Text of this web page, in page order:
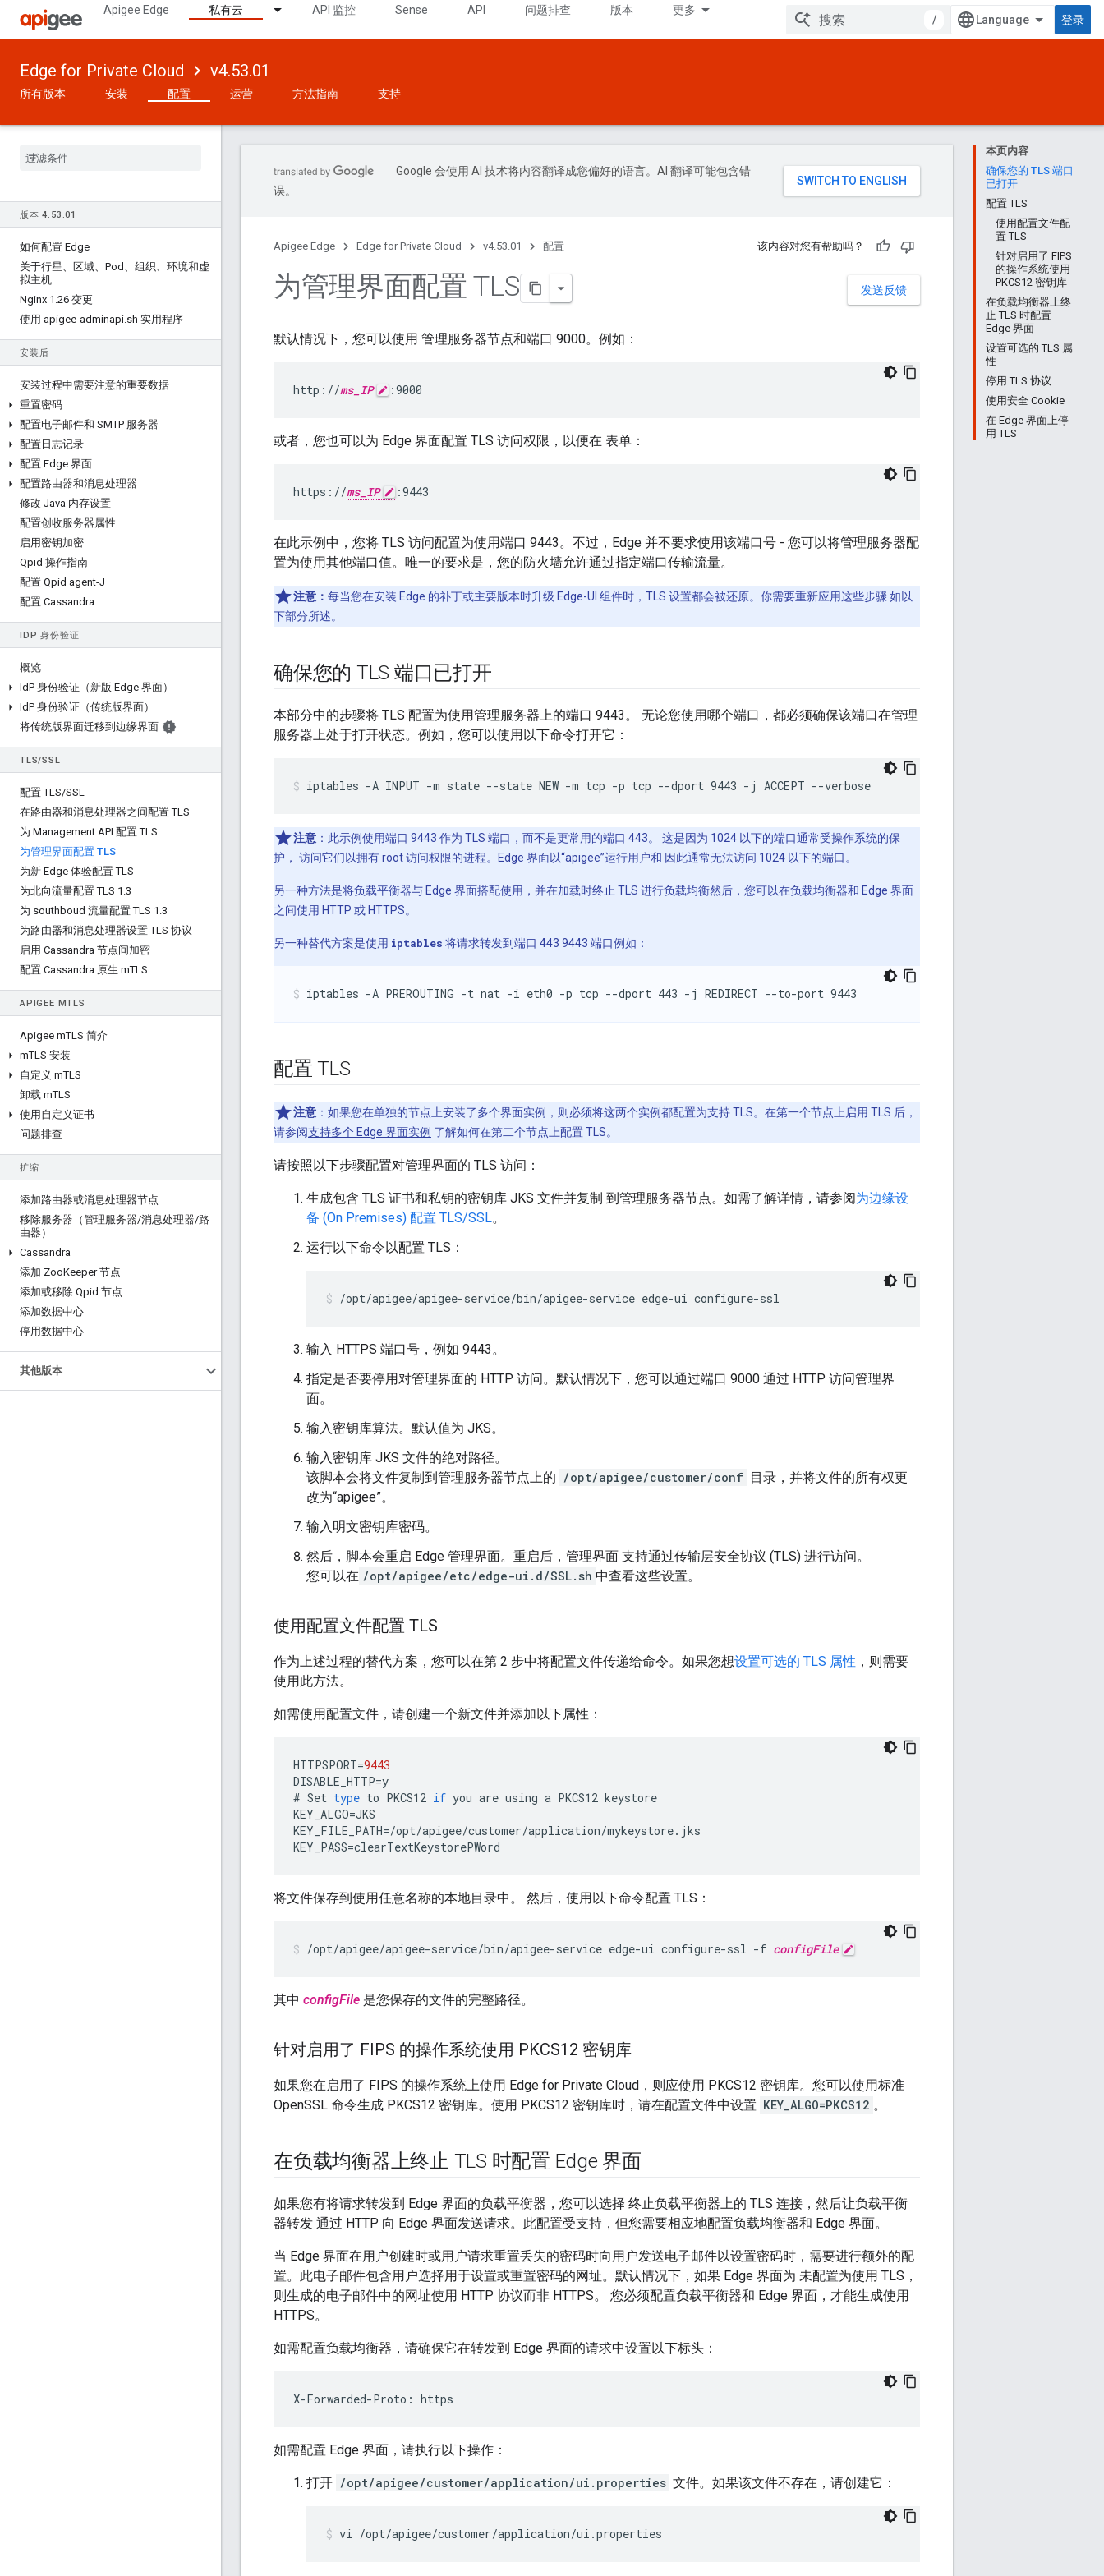
Apigee Edge 私有云 API 监控 Sense API 问题排查 版本 更多
/ 登录
Edge for Private Cloud v4.53.01
所有版本 安装 配置 运营 方法指南 支持
版本 4. 53 .01
如何配置 Edge
关于行星、区域、Pod、组织、环境和虚
拟主机
Nginx 1 .26 变更
使用 apigee-adminapi.sh 实用程序
安装后
安装过程中需要注意的重要数据
重置密码
配置电子邮件和 SMTP 服务器
配置日志记录
配置 Edge 界面
配置路由器和消息处理器
修改 Java 内存设置
配置创收服务器属性
启用密钥加密
Qpid 操作指南
配置 Qpid agent-J
配置 Cassandra
IDP 身份验证
概览
IdP 身份验证（新版 Edge 界面）
IdP 身份验证（传统版界面）
将传统版界面迁移到边缘界面
TLS/SSL
配置 TLS/SSL
在路由器和消息处理器之间配置 TLS
为 Management API 配置 TLS
为管理界面配置 TLS
为新 Edge 体验配置 TLS
为北向流量配置 TLS 1 .3
为 southboud 流量配置 TLS 1 .3
为路由器和消息处理器设置 TLS 协议
启用 Cassandra 节点间加密
配置 Cassandra 原生 mTLS
APIGEE MTLS
Apigee mTLS 简介
mTLS 安装
自定义 mTLS
卸载 mTLS
使用自定义证书
问题排查
扩缩
添加路由器或消息处理器节点
移除服务器（管理服务器/消息处理器/路
由器）
Cassandra
添加 ZooKeeper 节点
添加或移除 Qpid 节点
添加数据中心
停用数据中心
其他版本
本页内容
确保您的 TLS 端口
已打开
配置 TLS
使用配置文件配
置 TLS
针对启用了 FIPS
的操作系统使用
PKCS12 密钥库
在负载均衡器上终
止 TLS 时配置
Edge 界面
设置可选的 TLS 属
性
停用 TLS 协议
使用安全 Cookie
在 Edge 界面上停
用 TLS
Google 会使用 AI 技术将内容翻译成您偏好的语言。AI 翻译可能包含错
误。
Apigee Edge Edge for Private Cloud v4.53.01 配置 该内容对您有帮助吗？
发送反馈
为管理界面配置 TLS
默认情况下，您可以使用 管理服务器节点和端口 9000。例如：
http://ms_IP :9000
或者，您也可以为 Edge 界面配置 TLS 访问权限，以便在 表单：
https://ms_IP :9443
在此示例中，您将 TLS 访问配置为使用端口 9443。不过，Edge 并不要求使用该端口号 - 您可以将管理服务器配
置为使用其他端口值。唯一的要求是，您的防火墙允许通过指定端口传输流量。
注意： 每当您在安装 Edge 的补丁或主要版本时升级 Edge-UI 组件时，TLS 设置都会被还原。你需要重新应用这些步骤 如以
下部分所述。
确保您的 TLS 端口已打开
本部分中的步骤将 TLS 配置为使用管理服务器上的端口 9443。 无论您使用哪个端口，都必须确保该端口在管理
服务器上处于打开状态。例如，您可以使用以下命令打开它：
iptables -A INPUT -m state --state NEW -m tcp -p tcp --dport 9443 -j ACCEPT --verbose
注意 ：此示例使用端口 9443 作为 TLS 端口，而不是更常用的端口 443。 这是因为 1024 以下的端口通常受操作系统的保
护， 访问它们以拥有 root 访问权限的进程。Edge 界面以“apigee”运行用户和 因此通常无法访问 1024 以下的端口。
另一种方法是将负载平衡器与 Edge 界面搭配使用，并在加载时终止 TLS 进行负载均衡然后，您可以在负载均衡器和 Edge 界面
之间使用 HTTP 或 HTTPS。
另一种替代方案是使用 iptables 将请求转发到端口 443 9443 端口例如：
iptables -A PREROUTING -t nat -i eth0 -p tcp --dport 443 -j REDIRECT --to-port 9443
配置 TLS
注意 ：如果您在单独的节点上安装了多个界面实例，则必须将这两个实例都配置为支持 TLS。在第一个节点上启用 TLS 后，
请参阅支持多个 Edge 界面实例 了解如何在第二个节点上配置 TLS。
请按照以下步骤配置对管理界面的 TLS 访问：
生成包含 TLS 证书和私钥的密钥库 JKS 文件并复制 到管理服务器节点。如需了解详情，请参阅为边缘设
备 (On Premises) 配置 TLS/SSL。
运行以下命令以配置 TLS：
/opt/apigee/apigee-service/bin/apigee-service edge-ui configure-ssl
输入 HTTPS 端口号，例如 9443。
指定是否要停用对管理界面的 HTTP 访问。默认情况下，您可以通过端口 9000 通过 HTTP 访问管理界
面。
输入密钥库算法。默认值为 JKS。
输入密钥库 JKS 文件的绝对路径。
该脚本会将文件复制到管理服务器节点上的 /opt/apigee/customer/conf 目录，并将文件的所有权更
改为“apigee”。
输入明文密钥库密码。
然后，脚本会重启 Edge 管理界面。重启后，管理界面 支持通过传输层安全协议 (TLS) 进行访问。
您可以在 /opt/apigee/etc/edge-ui.d/SSL.sh 中查看这些设置。
使用配置文件配置 TLS
作为上述过程的替代方案，您可以在第 2 步中将配置文件传递给命令。如果您想设置可选的 TLS 属性 ，则需要
使用此方法。
如需使用配置文件，请创建一个新文件并添加以下属性：
HTTPSPORT=9443
DISABLE_HTTP=y
# Set type to PKCS12 if you are using a PKCS12 keystore
KEY_ALGO=JKS
KEY_FILE_PATH=/opt/apigee/customer/application/mykeystore. jks
KEY_PASS=clearTextKeystorePWord
将文件保存到使用任意名称的本地目录中。 然后，使用以下命令配置 TLS：
/opt/apigee/apigee-service/bin/apigee-service edge-ui configure-ssl -f configFile
其中 configFile 是您保存的文件的完整路径。
针对启用了 FIPS 的操作系统使用 PKCS12 密钥库
如果您在启用了 FIPS 的操作系统上使用 Edge for Private Cloud，则应使用 PKCS12 密钥库。您可以使用标准
OpenSSL 命令生成 PKCS12 密钥库。使用 PKCS12 密钥库时，请在配置文件中设置 KEY_ALGO=PKCS12 。
在负载均衡器上终止 TLS 时配置 Edge 界面
如果您有将请求转发到 Edge 界面的负载平衡器，您可以选择 终止负载平衡器上的 TLS 连接，然后让负载平衡
器转发 通过 HTTP 向 Edge 界面发送请求。此配置受支持，但您需要相应地配置负载均衡器和 Edge 界面。
当 Edge 界面在用户创建时或用户请求重置丢失的密码时向用户发送电子邮件以设置密码时，需要进行额外的配
置。此电子邮件包含用户选择用于设置或重置密码的网址。默认情况下，如果 Edge 界面为 未配置为使用 TLS，
则生成的电子邮件中的网址使用 HTTP 协议而非 HTTPS。 您必须配置负载平衡器和 Edge 界面，才能生成使用
HTTPS。
如需配置负载均衡器，请确保它在转发到 Edge 界面的请求中设置以下标头：
X-Forwarded-Proto: https
如需配置 Edge 界面，请执行以下操作：
打开 /opt/apigee/customer/application/ui.properties 文件。如果该文件不存在，请创建它：
vi /opt/apigee/customer/application/ui.properties